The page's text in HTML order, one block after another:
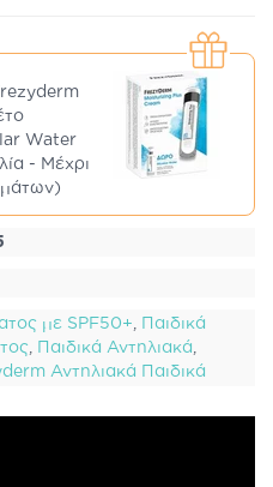
Water
- Μέχρι
με SPF50+,
Παιδικά
, Παιδικά Αντηλιακά,
Αντηλιακά Παιδικά